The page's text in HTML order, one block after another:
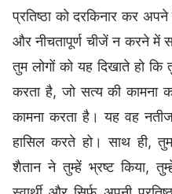
प्रतिष्ठा को दरकिनार कर
और नीचतापूर्ण चीजें न करने में
तुम लोगों को यह दिखाते हो
करता है, जो सत्य की कामना
कामना करता है। यह वह
हासिल करते हो। साथ ही,
शैतान ने तुम्हें भ्रष्ट किया,